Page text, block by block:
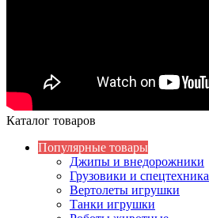
Каталог товаров
Популярные товары
Джипы и внедорожники
Грузовики и спецтехника
Вертолеты игрушки
Танки игрушки